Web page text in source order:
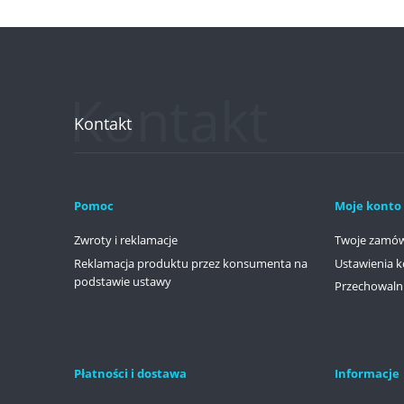
Kontakt
Pomoc
Zwroty i reklamacje
Reklamacja produktu przez konsumenta na
podstawie ustawy
Moje konto
Twoje
Ustawienia
Płatności i dostawa Informacje